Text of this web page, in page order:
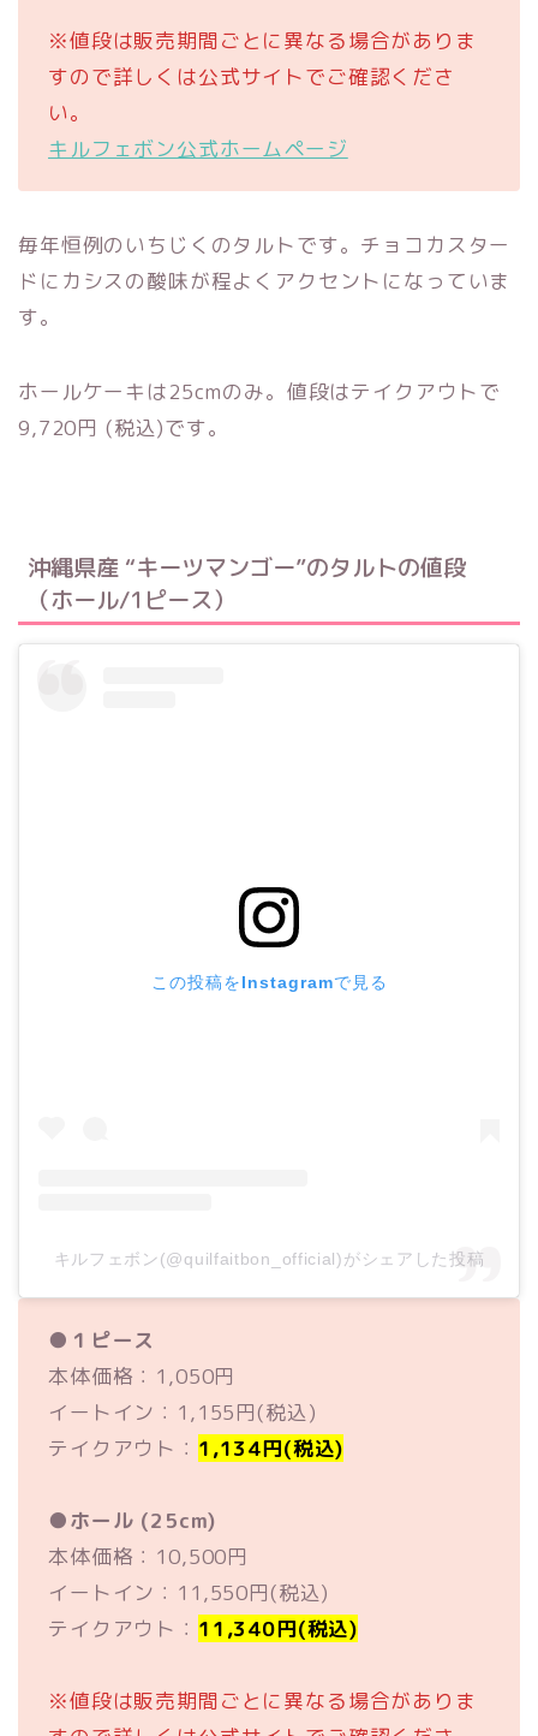
※値段は販売期間ごとに異なる場合がありま
すので詳しくは公式サイトでご確認くださ
い。
キルフェボン公式ホームページ
毎年恒例のいちじくのタルトです。チョコカスター
ドにカシスの酸味が程よくアクセントになっていま
す。
ホールケーキは25cmのみ。値段はテイクアウトで
9,720円 (税込)です。
沖縄県産 “キーツマンゴー”のタルトの値段
（ホール/1ピース）
この投稿をInstagramで見る
キルフェボン(@quilfaitbon_official)がシェアした投稿
● １ピース
本体価格：1,050円
イートイン：1,155円(税込)
テイクアウト： 1,134円(税込)
●ホール (25cm)
本体価格：10,500円
イートイン：11,550円(税込)
テイクアウト： 11,340円(税込)
※値段は販売期間ごとに異なる場合がありま